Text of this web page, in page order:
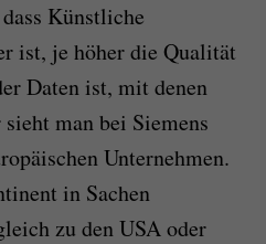
Künstliche
ist, je höher die Qualität
Daten ist, mit denen
man bei Siemens
Unternehmen.
in Sachen
zu den USA oder